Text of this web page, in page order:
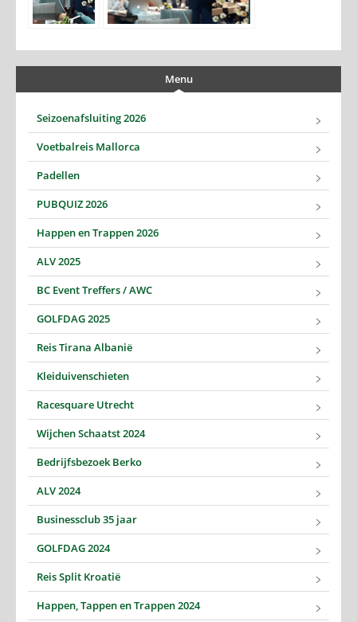
Menu
Seizoenafsluiting 2026
Voetbalreis Mallorca
Padellen
PUBQUIZ 2026
Happen en Trappen 2026
ALV 2025
BC Event Treffers / AWC
GOLFDAG 2025
Reis Tirana Albanië
Kleiduivenschieten
Racesquare Utrecht
Wijchen Schaatst 2024
Bedrijfsbezoek Berko
ALV 2024
Businessclub 35 jaar
GOLFDAG 2024
Reis Split Kroatië
Happen, Tappen en Trappen 2024